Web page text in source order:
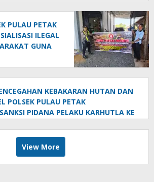
PULAU PETAK
ILEGAL
GUNA
PULAU
KEBAKARAN HUTAN DAN
POLSEK PULAU PETAK
PIDANA PELAKU KARHUTLA KE
View More